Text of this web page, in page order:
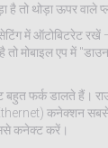
तो थोड़ा ऊपर वाले
में ऑटोबिटरेट
तो मोबाइल एप में
बहुत फर्क डालते हैं।
कनेक्शन
कनेक्ट करें।